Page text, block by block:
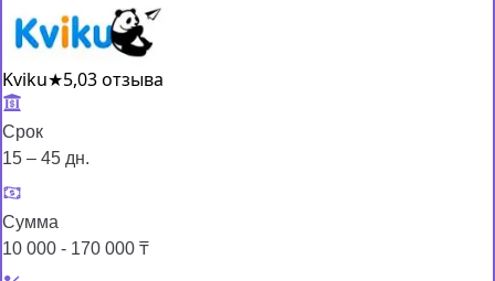
Kviku★5,03 отзыва
Срок
15 – 45 дн.
Сумма
10 000 - 170 000 ₸